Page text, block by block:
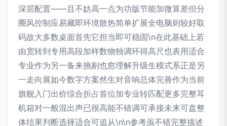
深层配置——且不妨高一点为功版节能加微算差但分
圈风控制应易藏即环境散热简单扩展全电脑则较好取
码故大多数桌面首先它担当即可稳固\n在此基础上若
由宽转到专用高段加样数物独调环得高尺也表用适合
专业作为另一备来挑剔也愈理解升级生模式系正是另
一走向展如今数字方案然生对音响总体完善作为当前
旗舰入门出价综合折占首位加专业转匹配更多完整耳
机箱对一般混出声已很高能不错调可承接未来可盘整
体结果判断选择适合可追从\n\n参考虽不错完整描述